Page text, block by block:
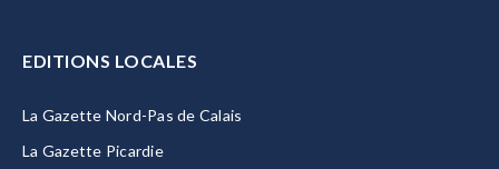
EDITIONS LOCALES
La Gazette Nord-Pas de Calais
La Gazette Picardie